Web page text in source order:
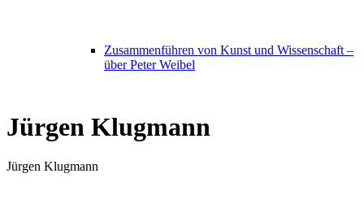
Zusammenführen von Kunst und Wissenschaft –
über Peter Weibel
Jürgen Klugmann
Jürgen Klugmann